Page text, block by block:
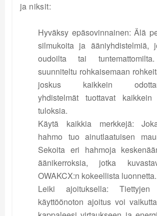
ja niksit:
Hyväksy epäsovinnainen: Älä
silmukoita ja ääniyhdistelmiä,
oudoilta tai
suunniteltu rohkaisemaan
joskus kaikkein
yhdistelmät tuottavat kaikkein
tuloksia.
Käytä kaikkia merkkejä:
hahmo tuo ainutlaatuisen
Sekoita eri hahmoja
äänikerroksia, jotka
OWAKCX:n kokeellista luonnetta.
Leiki ajoituksella: Tiettyjen
käyttöönoton ajoitus voi